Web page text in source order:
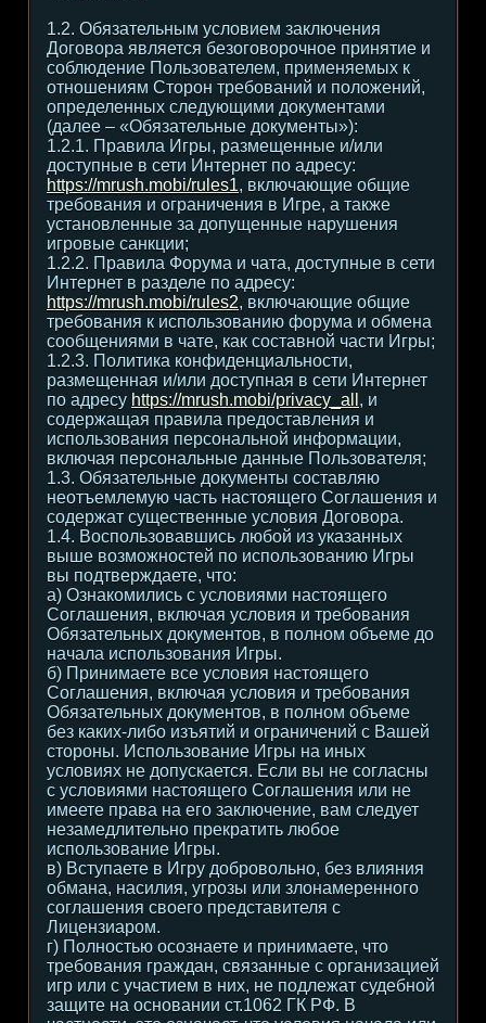
1.2. Обязательным условием заключения
Договора является безоговорочное принятие и
соблюдение Пользователем, применяемых к
отношениям Сторон требований и положений,
определенных следующими документами
(далее – «Обязательные документы»):
1.2.1. Правила Игры, размещенные и/или
доступные в сети Интернет по адресу:
https://mrush.mobi/rules1, включающие общие
требования и ограничения в Игре, а также
установленные за допущенные нарушения
игровые санкции;
1.2.2. Правила Форума и чата, доступные в сети
Интернет в разделе по адресу:
https://mrush.mobi/rules2, включающие общие
требования к использованию форума и обмена
сообщениями в чате, как составной части Игры;
1.2.3. Политика конфиденциальности,
размещенная и/или доступная в сети Интернет
по адресу https://mrush.mobi/privacy_all , и
содержащая правила предоставления и
использования персональной информации,
включая персональные данные Пользователя;
1.3. Обязательные документы составляю
неотъемлемую часть настоящего Соглашения и
содержат существенные условия Договора.
1.4. Воспользовавшись любой из указанных
выше возможностей по использованию Игры
вы подтверждаете, что:
а) Ознакомились с условиями настоящего
Соглашения, включая условия и требования
Обязательных документов, в полном объеме до
начала использования Игры.
б) Принимаете все условия настоящего
Соглашения, включая условия и требования
Обязательных документов, в полном объеме
без каких-либо изъятий и ограничений с Вашей
стороны. Использование Игры на иных
условиях не допускается. Если вы не согласны
с условиями настоящего Соглашения или не
имеете права на его заключение, вам следует
незамедлительно прекратить любое
использование Игры.
в) Вступаете в Игру добровольно, без влияния
обмана, насилия, угрозы или злонамеренного
соглашения своего представителя с
Лицензиаром.
г) Полностью осознаете и принимаете, что
требования граждан, связанные с организацией
игр или с участием в них, не подлежат судебной
защите на основании ст.1062 ГК РФ. В